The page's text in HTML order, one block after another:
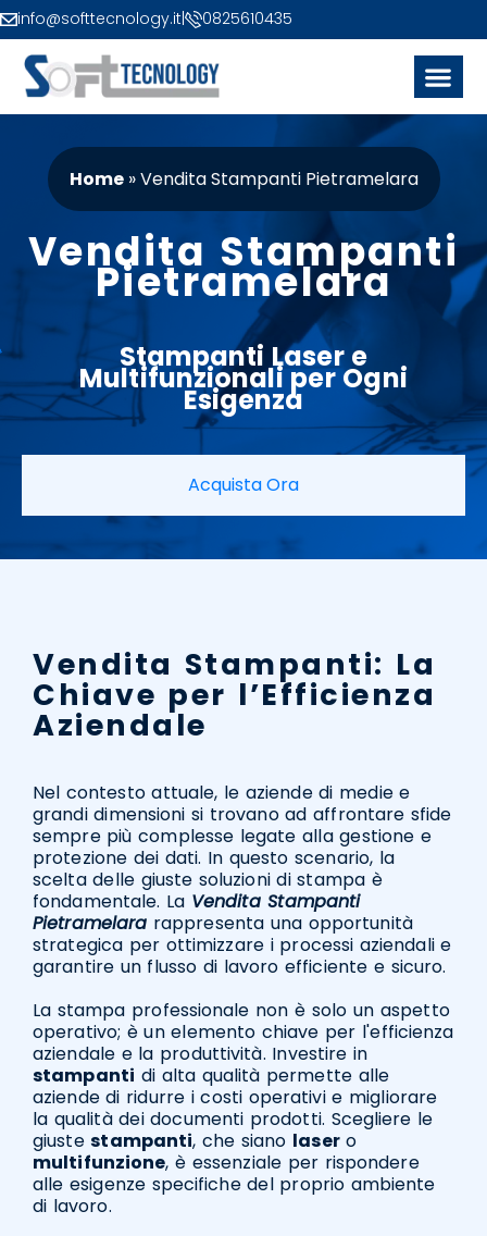
info@softtecnology.it 0825610435
Home»Vendita Stampanti Pietramelara
Vendita Stampanti
Pietramelara
Stampanti Lasere
Multifunzionali per Ogni
Esigenza
Acquista Ora
Vendita Stampanti: La
Chiave per l’Efficienza
Aziendale
Nel contesto attuale, le aziende di medie e
grandi dimensioni si trovano ad affrontare sfide
sempre più complesse legate alla gestione e
protezione dei dati. In questo scenario, la
scelta delle giuste soluzioni di stampa è
fondamentale. La Vendita Stampanti
Pietramelara rappresenta una opportunità
strategica per ottimizzare i processi aziendali e
garantire un flusso di lavoro efficiente e sicuro.
La stampa professionale non è solo un aspetto
operativo; è un elemento chiave per l'efficienza
aziendale e la produttività. Investire in
stampanti di alta qualità permette alle
aziende di ridurre i costi operativi e migliorare
la qualità dei documenti prodotti. Scegliere le
giustestampanti, che siano lasero
multifunzione, è essenziale per rispondere
alle esigenze specifiche del proprio ambiente
di lavoro.